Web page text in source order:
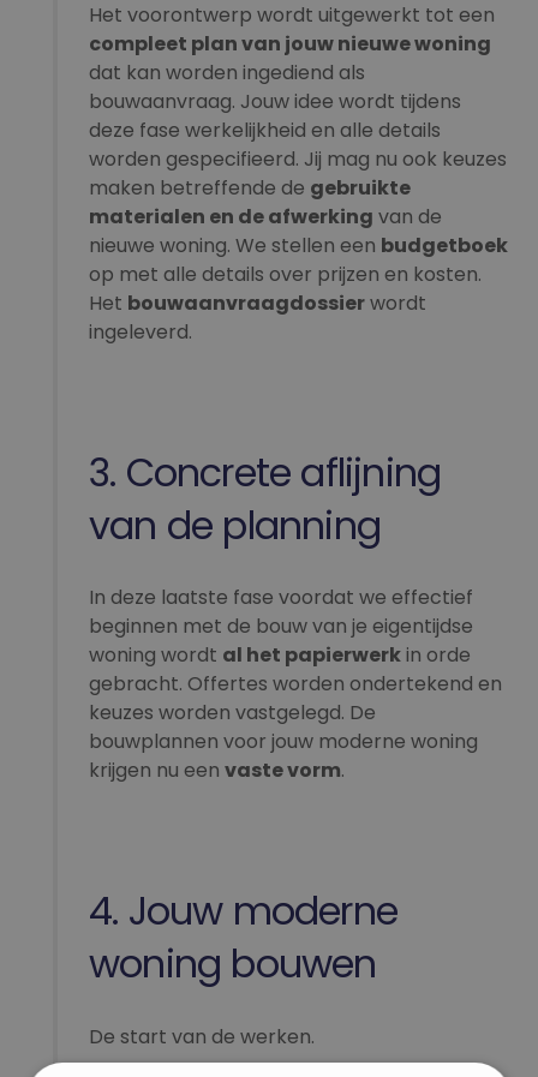
Het voorontwerp wordt uitgewerkt tot een
compleet plan van jouw nieuwe woning
dat kan worden ingediend als
bouwaanvraag. Jouw idee wordt tijdens
deze fase werkelijkheid en alle details
worden gespecifieerd. Jij mag nu ook keuzes
maken betreffende de gebruikte
materialen en de afwerking van de
nieuwe woning. We stellen een budgetboek
op met alle details over prijzen en kosten.
Het bouwaanvraagdossierwordt
ingeleverd.
3. Concrete aflijning
van de planning
In deze laatste fase voordat we effectief
beginnen met de bouw van je eigentijdse
woning wordt al het papierwerkin orde
gebracht. Offertes worden ondertekend en
keuzes worden vastgelegd. De
bouwplannen voor jouw moderne woning
krijgen nu een vaste vorm.
4. Jouw moderne
woning bouwen
De start van de werken.